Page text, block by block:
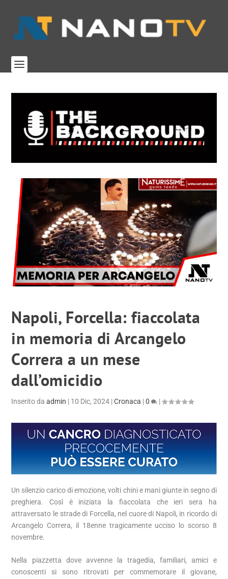
Napoli, Forcella: fiaccolata
in memoria di Arcangelo
Correra a un mese
dall’omicidio
Inserito daadmin | 10 Dic, 2024 |Cronaca |0 |
Un silenzio carico di emozione, volti chini e mani giunte in segno di
preghiera. Così è iniziata la fiaccolata che ieri sera ha
attraversato le strade di Forcella, nel cuore di Napoli, in ricordo di
Arcangelo Correra, il 18enne tragicamente ucciso lo scorso 8
novembre.
Nella piazzetta dove avvenne la tragedia, familiari, amici e
conoscenti si sono ritrovati per commemorare il giovane,